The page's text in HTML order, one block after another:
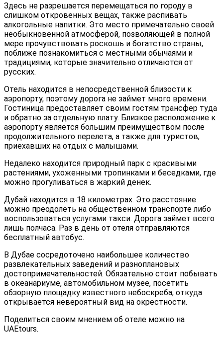
Здесь не разрешается перемещаться по городу в
слишком откровенных вещах, также распивать
алкогольные напитки. Это место примечательно своей
необыкновенной атмосферой, позволяющей в полной
мере прочувствовать роскошь и богатство страны,
поближе познакомиться с местными обычаями и
традициями, которые значительно отличаются от
русских.
Отель находится в непосредственной близости к
аэропорту, поэтому дорога не займет много времени.
Гостиница предоставляет своим гостям трансфер туда
и обратно за отдельную плату. Близкое расположение к
аэропорту является большим преимуществом после
продолжительного перелета, а также для туристов,
приехавших на отдых с малышами.
Недалеко находится природный парк с красивыми
растениями, ухоженными тропинками и беседками, где
можно прогуливаться в жаркий денек.
Дубай находится в 18 километрах. Это расстояние
можно преодолеть на общественном транспорте либо
воспользоваться услугами такси. Дорога займет всего
лишь полчаса. Раз в день от отеля отправляются
бесплатный автобус.
В Дубае сосредоточено наибольшее количество
развлекательных заведений и разноплановых
достопримечательностей. Обязательно стоит побывать
в океанариуме, автомобильном музее, посетить
обзорную площадку известного небоскреба, откуда
открывается невероятный вид на окрестности.
Поделиться своим мнением об отеле можно на
UAEtours.